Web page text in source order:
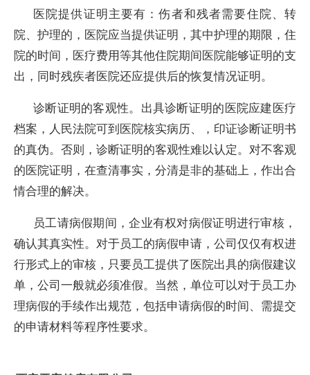
医院提供证明主要有：伤者和残者需要住院、转
院、护理的，医院应当提供证明，其中护理的期限，住
院的时间，医疗费用等其他住院期间医院能够证明的支
出，同时残疾者医院还应提供后的恢复情况证明。
诊断证明的客观性。出具诊断证明的医院应建医疗
档案，人民法院可到医院核实病历、，印证诊断证明书
的真伪。否则，诊断证明的客观性难以认定。对不客观
的医院证明，在查清事实，分清是非的基础上，作出合
情合理的解决。
员工请病假期间，企业有权对病假证明进行审核，
确认其真实性。对于员工的病假申请，公司仅仅有权进
行形式上的审核，只要员工提供了医院出具的病假建议
单，公司一般就必须准假。当然，单位可以对于员工办
理病假的手续作出规范，包括申请病假的时间、需提交
的申请材料等程序性要求。